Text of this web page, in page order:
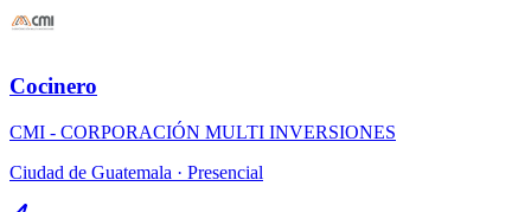
Cocinero
CMI - CORPORACIÓN MULTI INVERSIONES
Ciudad de Guatemala · Presencial